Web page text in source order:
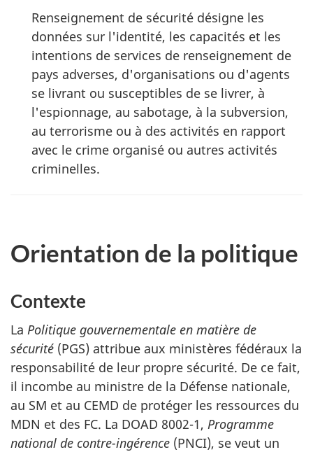
Renseignement de sécurité désigne les
données sur l'identité, les capacités et les
intentions de services de renseignement de
pays adverses, d'organisations ou d'agents
se livrant ou susceptibles de se livrer, à
l'espionnage, au sabotage, à la subversion,
au terrorisme ou à des activités en rapport
avec le crime organisé ou autres activités
criminelles.
Orientation de la politique
Contexte
La Politique gouvernementale en matière de
sécurité (PGS) attribue aux ministères fédéraux la
responsabilité de leur propre sécurité. De ce fait,
il incombe au ministre de la Défense nationale,
au SM et au CEMD de protéger les ressources du
MDN et des FC. La DOAD 8002-1, Programme
national de contre-ingérence (PNCI), se veut un